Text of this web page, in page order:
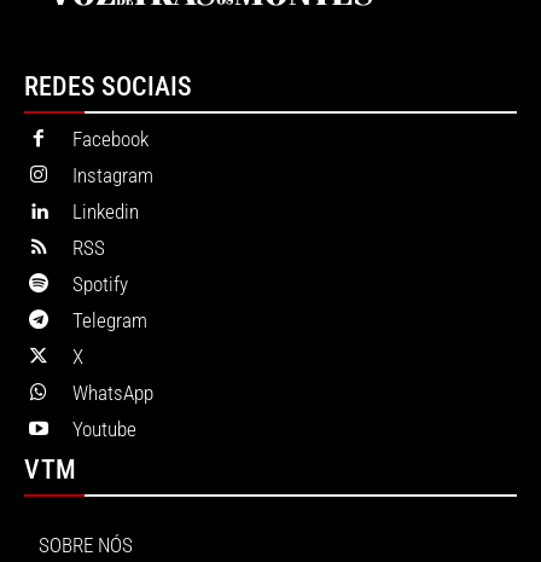
REDES SOCIAIS
Facebook
Instagram
Linkedin
RSS
Spotify
Telegram
X
WhatsApp
Youtube
VTM
SOBRE NÓS